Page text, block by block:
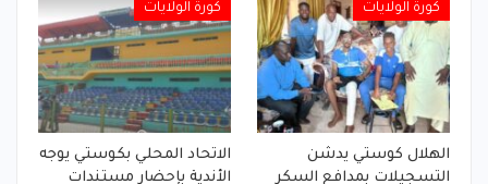
كورة الولايات
الهلال كوستي يدشن
التسجيلات بمدافع السكر
كورة الولايات
الاتحاد المحلي بكوستي يوجه
الأندية بإحضار مستندات